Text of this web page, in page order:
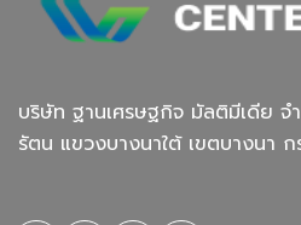
บริษัท ฐานเศรษฐกิจ มัลติมีเดีย
รัตน แขวงบางนาใต้ เขตบางนา